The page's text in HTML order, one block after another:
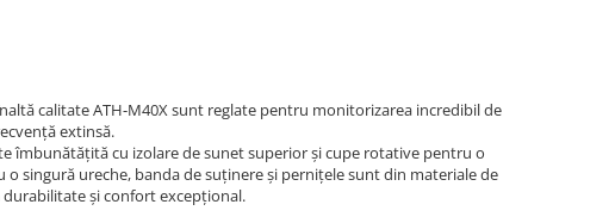
calitate ATH-M40X sunt reglate pentru monitorizarea incredibil de
extinsă.
îmbunătățită cu izolare de sunet superior și cupe rotative pentru o
o singură ureche, banda de suținere și pernițele sunt din materiale de
și confort excepțional.